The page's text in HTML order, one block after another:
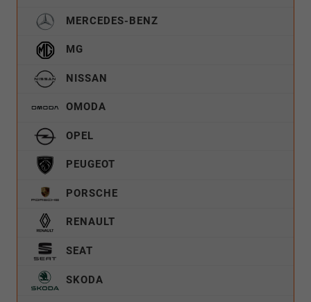
MERCEDES-BENZ
MG
NISSAN
OMODA
OPEL
PEUGEOT
PORSCHE
RENAULT
SEAT
SKODA